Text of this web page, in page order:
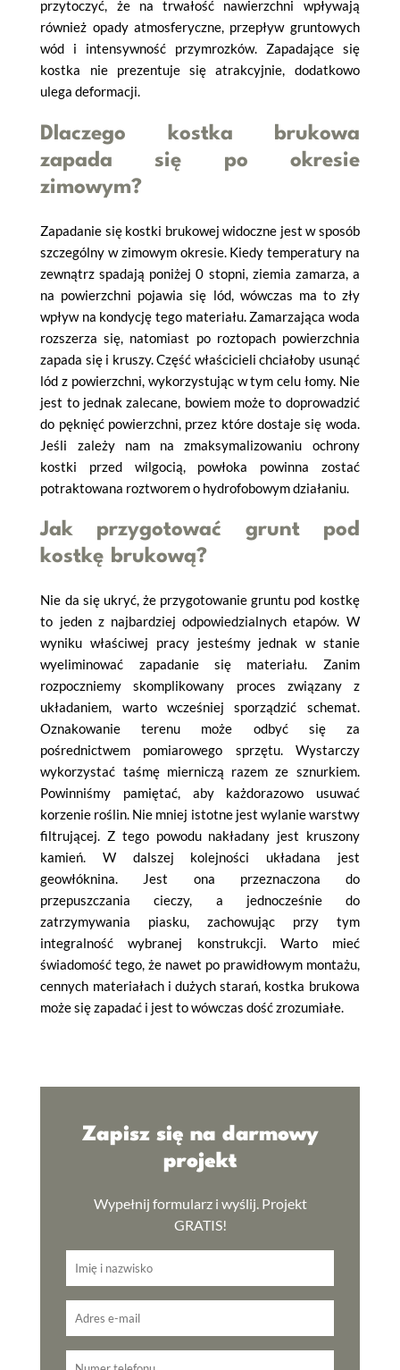
przytoczyć, że na trwałość nawierzchni wpływają
również opady atmosferyczne, przepływ gruntowych
wód i intensywność przymrozków. Zapadające się
kostka nie prezentuje się atrakcyjnie, dodatkowo
ulega deformacji.
Dlaczego kostka brukowa
zapada się po okresie
zimowym?
Zapadanie się kostki brukowej widoczne jest w sposób
szczególny w zimowym okresie. Kiedy temperatury na
zewnątrz spadają poniżej 0 stopni, ziemia zamarza, a
na powierzchni pojawia się lód, wówczas ma to zły
wpływ na kondycję tego materiału. Zamarzająca woda
rozszerza się, natomiast po roztopach powierzchnia
zapada się i kruszy. Część właścicieli chciałoby usunąć
lód z powierzchni, wykorzystując w tym celu łomy. Nie
jest to jednak zalecane, bowiem może to doprowadzić
do pęknięć powierzchni, przez które dostaje się woda.
Jeśli zależy nam na zmaksymalizowaniu ochrony
kostki przed wilgocią, powłoka powinna zostać
potraktowana roztworem o hydrofobowym działaniu.
Jak przygotować grunt pod
kostkę brukową?
Nie da się ukryć, że przygotowanie gruntu pod kostkę
to jeden z najbardziej odpowiedzialnych etapów. W
wyniku właściwej pracy jesteśmy jednak w stanie
wyeliminować zapadanie się materiału. Zanim
rozpoczniemy skomplikowany proces związany z
układaniem, warto wcześniej sporządzić schemat.
Oznakowanie terenu może odbyć się za
pośrednictwem pomiarowego sprzętu. Wystarczy
wykorzystać taśmę mierniczą razem ze sznurkiem.
Powinniśmy pamiętać, aby każdorazowo usuwać
korzenie roślin. Nie mniej istotne jest wylanie warstwy
filtrującej. Z tego powodu nakładany jest kruszony
kamień. W dalszej kolejności układana jest
geowłóknina. Jest ona przeznaczona do
przepuszczania cieczy, a jednocześnie do
zatrzymywania piasku, zachowując przy tym
integralność wybranej konstrukcji. Warto mieć
świadomość tego, że nawet po prawidłowym montażu,
cennych materiałach i dużych starań, kostka brukowa
może się zapadać i jest to wówczas dość zrozumiałe.
Zapisz się na darmowy
projekt
Wypełnij formularz i wyślij. Projekt
GRATIS!